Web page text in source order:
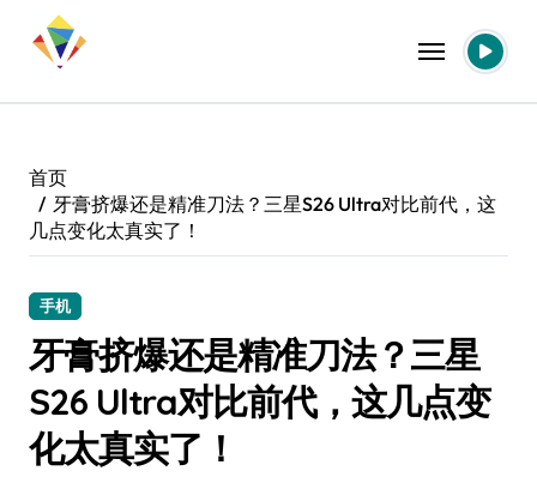
首页
牙膏挤爆还是精准刀法？三星S26 Ultra对比前代，这
几点变化太真实了！
手机
牙膏挤爆还是精准刀法？三星
S26 Ultra对比前代，这几点变
化太真实了！